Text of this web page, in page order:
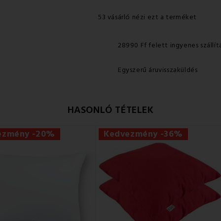
53 vásárló nézi ezt a terméket
28990 Ff felett ingyenes
Egyszerű áruvisszaküldés
HASONLÓ TÉTELEK
-20% Kedvezmény -36%